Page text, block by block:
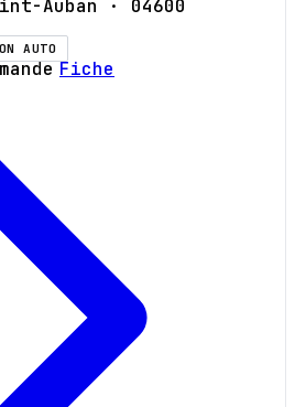
Auban · 04600
AUTO
Fiche